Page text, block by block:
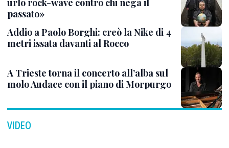
urlo rock-wave contro chi nega il
passato»
Addio a Paolo Borghi: creò la Nike di 4
metri issata davanti al Rocco
A Trieste torna il concerto all’alba sul
molo Audace con il piano di Morpurgo
VIDEO